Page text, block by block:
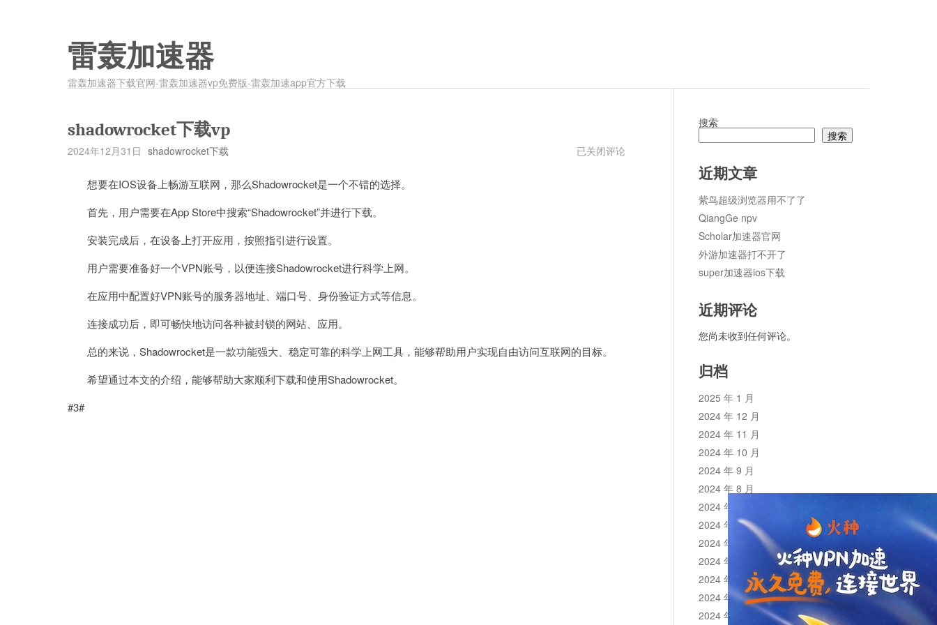
雷轰加速器
雷轰加速器下载官网-雷轰加速器vp免费版-雷轰加速app官方下载
shadowrocket下载vp
2024年12月31日 shadowrocket下载
shadowrocket
已关闭评论
想要在IOS设备上畅游互联网，那么Shadowrocket是一个不错的选择。
首先，用户需要在App Store中搜索“Shadowrocket”并进行下载。
安装完成后，在设备上打开应用，按照指引进行设置。
用户需要准备好一个VPN账号，以便连接Shadowrocket进行科学上网。
在应用中配置好VPN账号的服务器地址、端口号、身份验证方式等信息。
连接成功后，即可畅快地访问各种被封锁的网站、应用。
总的来说，Shadowrocket是一款功能强大、稳定可靠的科学上网工具，能够帮助用户实现自由访问互联网的目标。
希望通过本文的介绍，能够帮助大家顺利下载和使用Shadowrocket。
#3#
搜索
搜索
近期文章
紫鸟超级浏览器用不了了
QiangGe npv
Scholar加速器官网
外游加速器打不开了
super加速器ios下载
近期评论
您尚未收到任何评论。
归档
2025 年 1 月
2024 年 12 月
2024 年 11 月
2024 年 10 月
2024 年 9 月
2024 年 8 月
2024 年 7 月
2024 年 6 月
2024 年 5 月
2024 年 4 月
2024 年 3 月
2024 年 2 月
2024 年 1 月